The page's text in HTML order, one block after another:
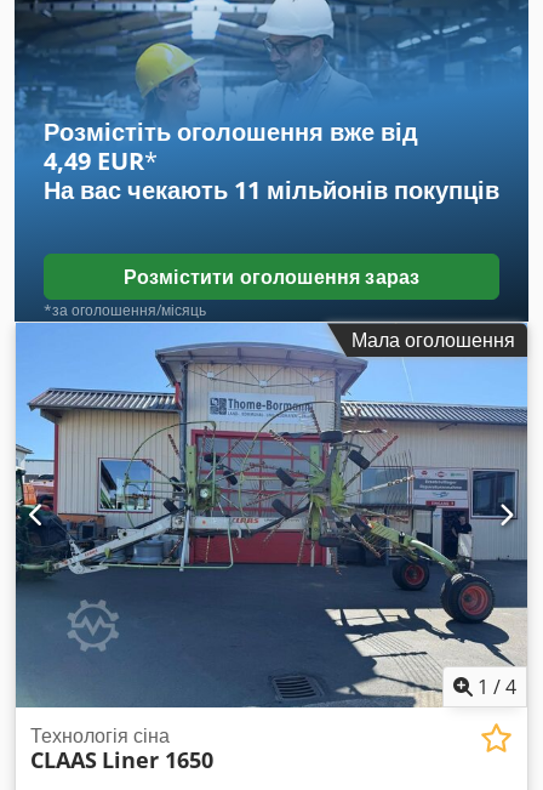
кг, висота підйому:6 150 000 мм, кількість місць:
, перша
реєстрація:01/2016, мотогодини:5 200 h
, загальна висота:
46 800 мм, водійська кабіна: інше, колісна база:2 850 мм ,
Розмістіть оголошення вже від
4,49 EUR*
На вас чекають 11 мільйонів покупців
Розмістити оголошення зараз
*за оголошення/місяць
Мала оголошення
1 /4
Технологія сіна
CLAAS Liner 1650